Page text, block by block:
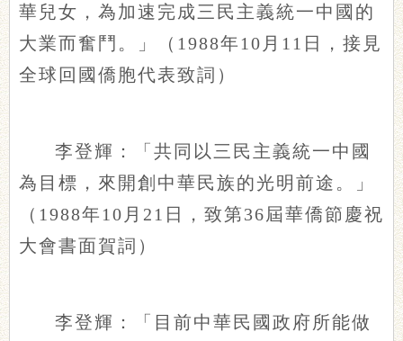
華兒女，為加速完成三民主義統一中國的
大業而奮鬥。」（1988年10月11日，接見
全球回國僑胞代表致詞）
李登輝：「共同以三民主義統一中國
為目標，來開創中華民族的光明前途。」
（1988年10月21日，致第36屆華僑節慶祝
大會書面賀詞）
李登輝：「目前中華民國政府所能做